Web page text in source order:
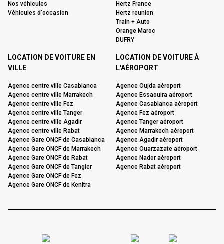
Nos véhicules
Véhicules d'occasion
Hertz France
Hertz reunion
Train + Auto
Orange Maroc
DUFRY
LOCATION DE VOITURE EN
VILLE
Agence centre ville Casablanca
Agence centre ville Marrakech
Agence centre ville Fez
Agence centre ville Tanger
Agence centre ville Agadir
Agence centre ville Rabat
Agence Gare ONCF de Casablanca
Agence Gare ONCF de Marrakech
Agence Gare ONCF de Rabat
Agence Gare ONCF de Tangier
Agence Gare ONCF de Fez
Agence Gare ONCF de Kenitra
LOCATION DE VOITURE À
L'AÉROPORT
Agence Oujda aéroport
Agence Essaouira aéroport
Agence Casablanca aéroport
Agence Fez aéroport
Agence Tanger aéroport
Agence Marrakech aéroport
Agence Agadir aéroport
Agence Ouarzazate aéroport
Agence Nador aéroport
Agence Rabat aéroport